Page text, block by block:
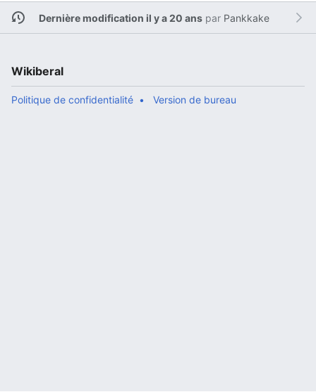
Dernière modification il y a 20 anspar Pankkake
Wikiberal
Politique de confidentialité Version de bureau